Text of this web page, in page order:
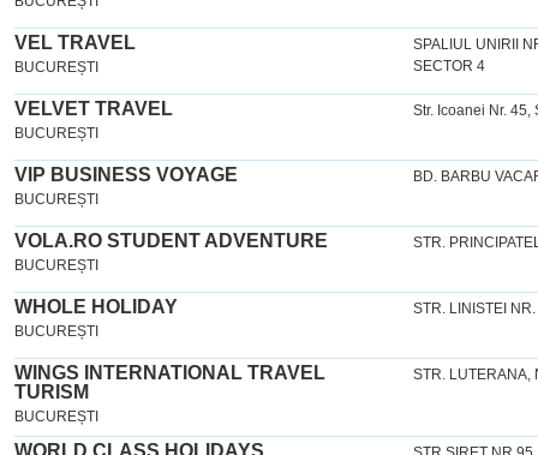
VEL TRAVEL
BUCUREȘTI
SPALIUL UNIRII
SECTOR 4
VELVET TRAVEL
BUCUREȘTI
Str. Icoanei Nr.
VIP BUSINESS VOYAGE
BUCUREȘTI
BD. BARBU
VOLA.RO STUDENT ADVENTURE
BUCUREȘTI
STR.
WHOLE HOLIDAY
BUCUREȘTI
STR. LINISTEI
WINGS INTERNATIONAL TRAVEL
TURISM
BUCUREȘTI
STR. LUTERANA,
WORLD CLASS HOLIDAYS